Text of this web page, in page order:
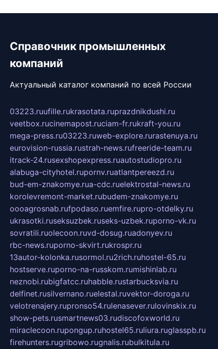
Справочник промышленных
компаний
Актуальный каталог компаний по всей России
03223.ruufille.rukrasotata.ruprazdnikdushi.ru
veetbox.rucinemapost.ruciam-fr.rukraft-you.ru
mega-press.ru03223.ruweb-explore.rurastenuya.ru
eurovision-russia.rustrah-news.rufreeride-team.ru
itrack-24.rusexshopexpress.ruautostudiopro.ru
alabuga-cityhotel.rupornv.ruatlantpereezd.ru
bud-em-znakomye.rua-cdc.ruelektrostal-news.ru
korolevremont-market.rubudem-znakomye.ru
oooagrosnab.rufpodaso.ruemfire.rupro-otdelky.ru
ukrasotki.ruseksuzbek.ruseks-uzbek.ruporno-vk.ru
sovratili.ruolecoon.ruvd-dosug.ruadonyev.ru
rbc-news.ruporno-skvirt.rukrospr.ru
13autor-kolonka.rusormol.ru2rich.ruhostel-65.ru
hostserve.ruporno-na-russkom.rumishinlab.ru
neznobi.rubigfatcc.ruhabble.rustarbucksvia.ru
delfinet.rusilvernano.ruelestal.ruvektor-doroga.ru
velotrenajery.rupronso54.rulenasever.rulovinskix.ru
show-pets.rusmartnews03.rudiscofoxworld.ru
miraclecoon.rupongup.ruhostel65.ruliura.ruglasspb.ru
firehunters.rugribowo.rugnalis.rubulkitula.ru